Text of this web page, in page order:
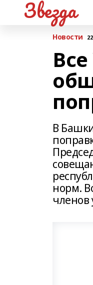
Звезда
Новости
В
норм.
членов